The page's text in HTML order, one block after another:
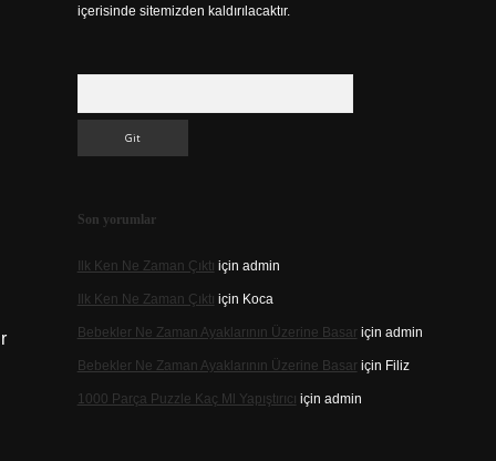
içerisinde sitemizden kaldırılacaktır.
Son yorumlar
Ilk Ken Ne Zaman Çıktı için admin
Ilk Ken Ne Zaman Çıktı için Koca
Bebekler Ne Zaman Ayaklarının Üzerine Basariçin admin
Bebekler Ne Zaman Ayaklarının Üzerine Basariçin Filiz
1000 Parça Puzzle Kaç Ml Yapıştırıcı için admin